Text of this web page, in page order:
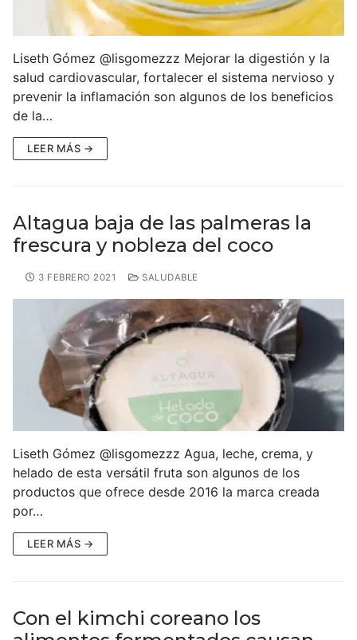
Liseth Gómez @lisgomezzz Mejorar la digestión y la
salud cardiovascular, fortalecer el sistema nervioso y
prevenir la inflamación son algunos de los beneficios
de la…
LEER MÁS →
Altagua‌ ‌baja‌ ‌de‌ ‌las‌ ‌palmeras‌ ‌la‌
‌frescura‌ ‌y‌ ‌nobleza‌ ‌del‌ ‌coco‌
3 FEBRERO 2021 SALUDABLE
Liseth Gómez @lisgomezzz Agua, leche, crema, y
helado de esta versátil fruta son algunos de los
productos que ofrece desde 2016 la marca creada
por…
LEER MÁS →
Con el kimchi coreano los